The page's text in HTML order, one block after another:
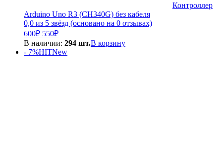
Контроллер
Arduino Uno R3 (CH340G) без кабеля
0,0 из 5 звёзд (основано на 0 отзывах)
600₽ Первоначальная
цена
составляла
550₽Текущая
цена:
550₽.
В наличии: 294 шт.В корзину
- 7%HITNew